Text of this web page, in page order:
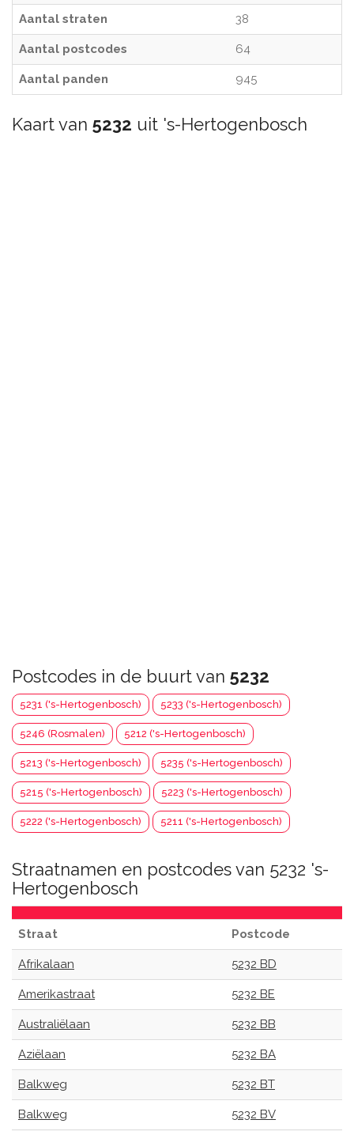
Aantal straten 38
Aantal postcodes 64
Aantal panden 945
Kaart van 5232 uit 's-Hertogenbosch
Postcodes in de buurt van 5232
5231 ('s-Hertogenbosch) 5233 ('s-Hertogenbosch)
5246 (Rosmalen) 5212 ('s-Hertogenbosch)
5213 ('s-Hertogenbosch) 5235 ('s-Hertogenbosch)
5215 ('s-Hertogenbosch) 5223 ('s-Hertogenbosch)
5222 ('s-Hertogenbosch) 5211 ('s-Hertogenbosch)
Straatnamen en postcodes van 5232 's-
Hertogenbosch
Straat Postcode
Afrikalaan 5232 BD
Amerikastraat 5232 BE
Australiëlaan 5232 BB
Aziëlaan 5232 BA
Balkweg 5232 BT
Balkweg 5232 BV